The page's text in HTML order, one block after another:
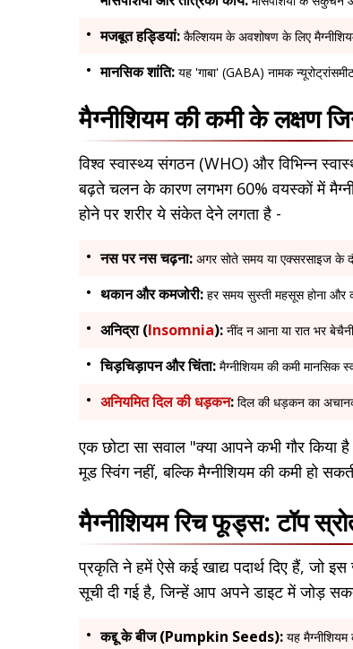
मजबूत हड्डियां: कैल्शियम के अवशोषण के लिए
मानसिक शांति: यह 'गाबा' (GABA) नामक
मैग्नीशियम की कमी के लक्षण
विश्व स्वास्थ्य संगठन (WHO) और विभिन्न
बढ़ते चलन के कारण लगभग 60% वयस्कों में
होने पर शरीर ये संकेत देने लगता है -
नस पर नस चढ़ना: अगर सोते समय या एक्सरसाइज के
थकान और कमजोरी: हर समय सुस्ती महसूस होना और
अनिद्रा (Insomnia): नींद न आना या रात भर
चिड़चिड़ापन और चिंता: मैग्नीशियम की कमी मानसिक
अनियमित दिल की धड़कन: दिल की धड़कन का
एक छोटा सा सवाल "क्या आपने कभी गौर किया
मूड स्विंग नहीं, बल्कि मैग्नीशियम की कमी हो
मैग्नीशियम रिच फूड्स: टॉप
प्रकृति ने हमें ऐसे कई खाद्य पदार्थ दिए हैं, जो
सूची दी गई है, जिन्हें आप अपने डाइट में जोड़
कद्दू के बीज (Pumpkin Seeds): यह